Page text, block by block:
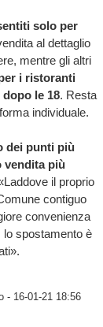
solo per
al dettaglio
mentre gli altri
i ristoranti
le 18. Resta
individuale.
dei punti più
vendita più
il proprio
contiguo
convenienza
lo spostamento è
- 16-01-21 18:56